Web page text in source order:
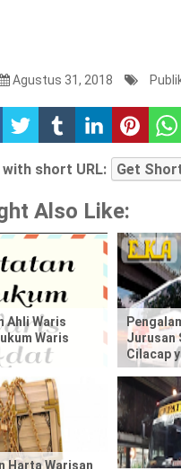
Agustus 31, 2018
short URL: Get
Also Like:
Ahli Waris
Waris
Jurusan
Cilacap
Harta Warisan